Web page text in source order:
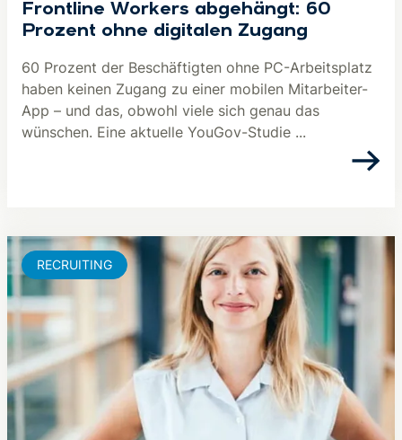
Frontline Workers abgehängt: 60
Prozent ohne digitalen Zugang
60 Prozent der Beschäftigten ohne PC-Arbeitsplatz
haben keinen Zugang zu einer mobilen Mitarbeiter-
App – und das, obwohl viele sich genau das
wünschen. Eine aktuelle YouGov-Studie ...
RECRUITING